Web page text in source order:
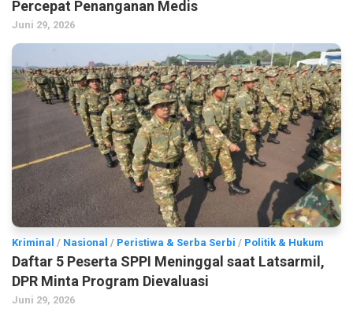
Percepat Penanganan Medis
Juni 29, 2026
Kriminal / Nasional / Peristiwa & Serba Serbi / Politik & Hukum
Daftar 5 Peserta SPPI Meninggal saat Latsarmil,
DPR Minta Program Dievaluasi
Juni 29, 2026